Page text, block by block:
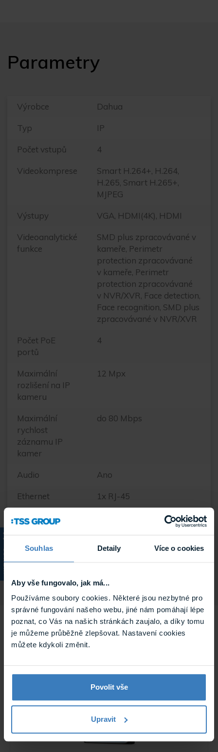
Souhlas Detaily Více o cookies
Aby vše fungovalo, jak má...
Používáme soubory cookies. Některé jsou nezbytné pro
správné fungování našeho webu, jiné nám pomáhají lépe
poznat, co Vás na našich stránkách zaujalo, a díky tomu
je můžeme průběžně zlepšovat. Nastavení cookies
můžete kdykoli změnit.
Povolit vše
Upravit
KATALOG
Parametry
Výrobce Dahua
Typ IP
Počet vstupů 4
Videokomprese
Smart H.264+, H.264,
H.265, Smart H.265+,
MJPEG
Výstupy VGA, HDMI(4K), HDMI
Videoanalytické
funkce
SMD plus zpracovávané v
kameře, Perimetr
protection zpracovávané
v kameře, Perimetr
protection zpracovávané
v NVR/XVR, Face detection,
Face recognition, SMD plus
zpracovávané v NVR/XVR
Počet PoE
portů
4
Maximální
rozlišení na IP
kameru
12 Mpx
Maximální
rychlost
záznamu IP
kamer
do 80 Mbps
Audio Ano
Ethernet 1x RJ-45
Provedení
Hmotnost
Související